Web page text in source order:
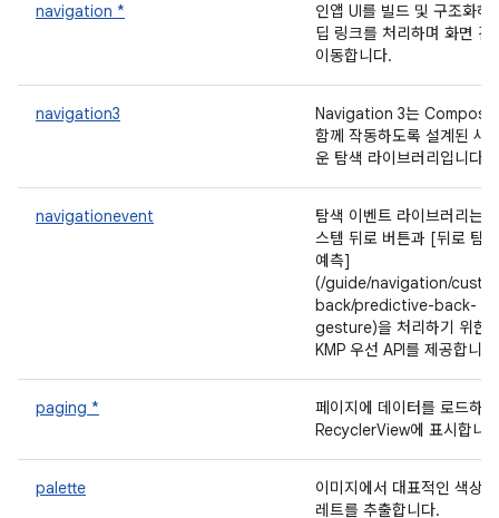
navigation *
인앱 UI를 빌드 및 구조화하
딥 링크를 처리하며 화면 간
이동합니다.
navigation3
Navigation 3는 Compose
함께 작동하도록 설계된 새
운 탐색 라이브러리입니다.
navigationevent
탐색 이벤트 라이브러리는
스템 뒤로 버튼과 [뒤로 탐색
예측]
(/guide/navigation/
back/predictive-back-
gesture)을 처리하기 위한
KMP 우선 API를 제공합니
paging *
페이지에 데이터를 로드하여
RecyclerView에 표시합니
palette
이미지에서 대표적인 색상
레트를 추출합니다.